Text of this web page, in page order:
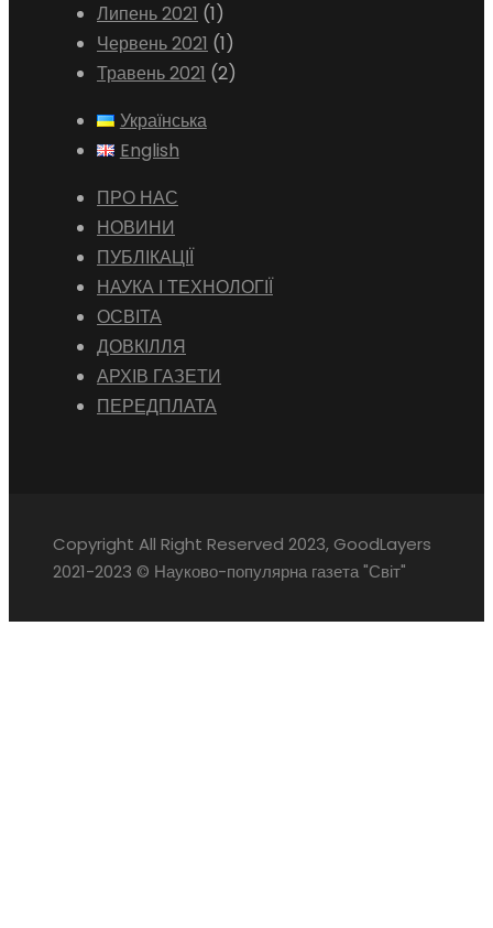
Липень 2021 (1)
Червень 2021 (1)
Травень 2021 (2)
Українська
English
ПРО НАС
НОВИНИ
ПУБЛІКАЦІЇ
НАУКА І ТЕХНОЛОГІЇ
ОСВІТА
ДОВКІЛЛЯ
АРХІВ ГАЗЕТИ
ПЕРЕДПЛАТА
Copyright All Right Reserved 2023, GoodLayers
2021-2023 © Науково-популярна газета "Світ"